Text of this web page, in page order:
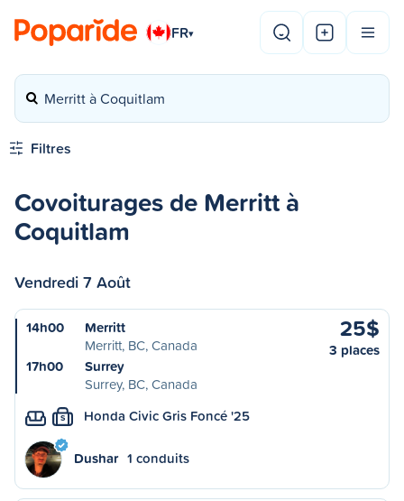
FR▾
Merritt à Coquitlam
Filtres
Covoiturages de Merritt à
Coquitlam
Vendredi 7 Août
14h00
Merritt
Merritt, BC, Canada
17h00
Surrey
Surrey, BC, Canada
25$
3 places
S Honda Civic Gris Foncé '25
Dushar 1 conduits